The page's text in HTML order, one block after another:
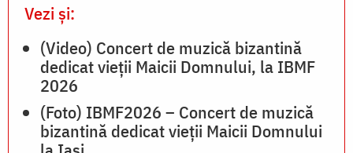
Vezi și:
(Video) Concert de muzică bizantină
dedicat vieții Maicii Domnului, la IBMF
2026
(Foto) IBMF2026 – Concert de muzică
bizantină dedicat vieții Maicii Domnului